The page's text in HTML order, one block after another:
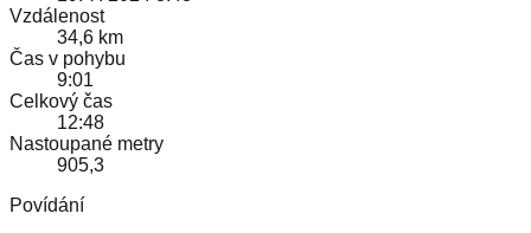
Vzdálenost
34,6 km
Čas v pohybu
9:01
Celkový čas
12:48
Nastoupané metry
905,3
Povídání